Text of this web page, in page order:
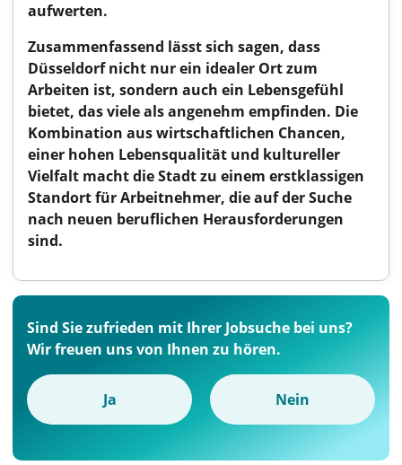
aufwerten.
Zusammenfassend lässt sich sagen, dass
Düsseldorf nicht nur ein idealer Ort zum
Arbeiten ist, sondern auch ein Lebensgefühl
bietet, das viele als angenehm empfinden. Die
Kombination aus wirtschaftlichen Chancen,
einer hohen Lebensqualität und kultureller
Vielfalt macht die Stadt zu einem erstklassigen
Standort für Arbeitnehmer, die auf der Suche
nach neuen beruflichen Herausforderungen
sind.
Sind Sie zufrieden mit Ihrer Jobsuche bei uns?
Wir freuen uns von Ihnen zu hören.
Ja Nein